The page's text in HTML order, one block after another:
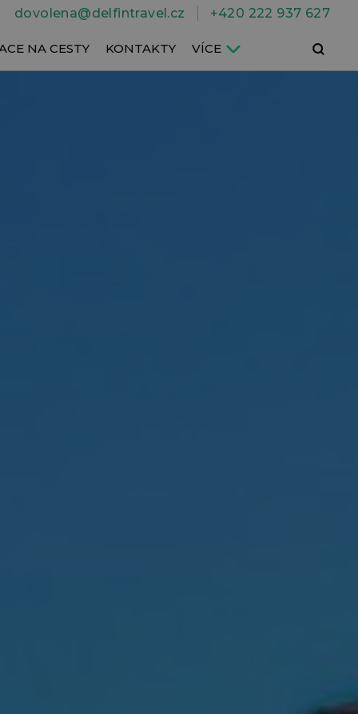
dovolena@delfintravel.cz +420 222 937 627
NA CESTY KONTAKTY VÍCEHledat